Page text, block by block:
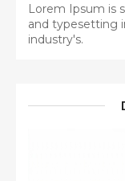
Lorem Ipsum is
and typesetting
industry's.